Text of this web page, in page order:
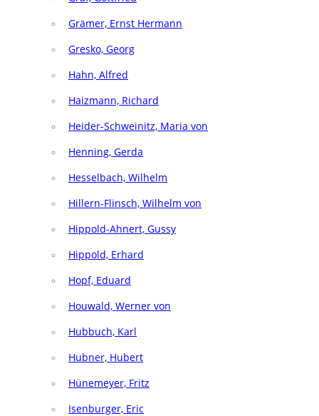
Grämer, Ernst Hermann
Gresko, Georg
Hahn, Alfred
Haizmann, Richard
Heider-Schweinitz, Maria von
Henning, Gerda
Hesselbach, Wilhelm
Hillern-Flinsch, Wilhelm von
Hippold-Ahnert, Gussy
Hippold, Erhard
Hopf, Eduard
Houwald, Werner von
Hubbuch, Karl
Hubner, Hubert
Hünemeyer, Fritz
Isenburger, Eric